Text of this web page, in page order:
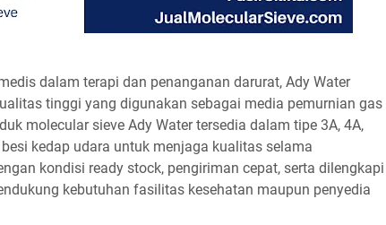
dalam terapi dan penanganan darurat, Ady Water
tinggi yang digunakan sebagai media pemurnian gas
molecular sieve Ady Water tersedia dalam tipe 3A, 4A,
kedap udara untuk menjaga kualitas selama
kondisi ready stock, pengiriman cepat, serta dilengkapi
kebutuhan fasilitas kesehatan maupun penyedia